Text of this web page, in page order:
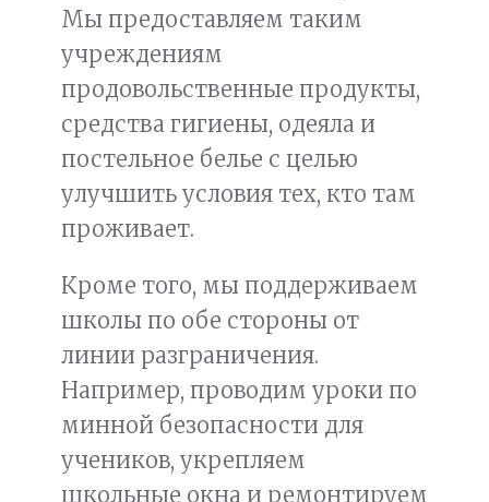
Мы предоставляем таким
учреждениям
продовольственные продукты,
средства гигиены, одеяла и
постельное белье с целью
улучшить условия тех, кто там
проживает.
Кроме того, мы поддерживаем
школы по обе стороны от
линии разграничения.
Например, проводим уроки по
минной безопасности для
учеников, укрепляем
школьные окна и ремонтируем